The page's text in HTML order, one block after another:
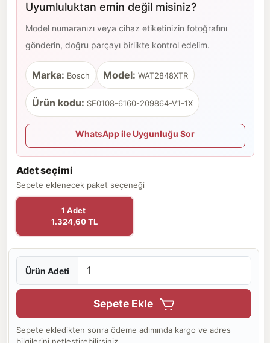
Uyumluluktan emin değil misiniz?
Model numaranızı veya cihaz etiketinizin fotoğrafını
gönderin, doğru parçayı birlikte kontrol edelim.
Marka: Bosch Model: WAT2848XTR
Ürün kodu: SE0108-6160-209864-V1-1X
WhatsApp ile Uygunluğu Sor
Adet seçimi
Sepete eklenecek paket seçeneği
1 Adet
1.324,60 TL
Ürün Adeti
Sepete Ekle
Sepete ekledikten sonra ödeme adımında kargo ve adres